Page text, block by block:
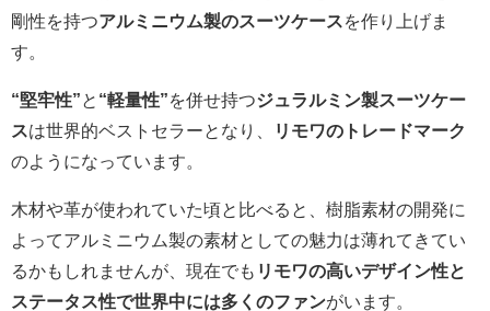
剛性を持つアルミニウム製のスーツケース を作り上げま
す。
“堅牢性” と “軽量性”を併せ持つジュラルミン製スーツケー
スは世界的ベストセラーとなり、
リモワのトレードマーク
のようになっています。
木材や革が使われていた頃と比べると、樹脂素材の開発に
よってアルミニウム製の素材としての魅力は薄れてきてい
るかもしれませんが、現在でも リモワの高いデザイン性と
ステータス性で世界中には多くのファンがいます。